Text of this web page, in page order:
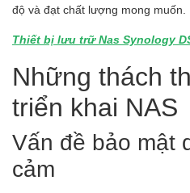
độ và đạt chất lượng mong muốn.
Thiết bị lưu trữ Nas Synology
Những thách
triển khai NAS
Vấn đề bảo mật
cảm